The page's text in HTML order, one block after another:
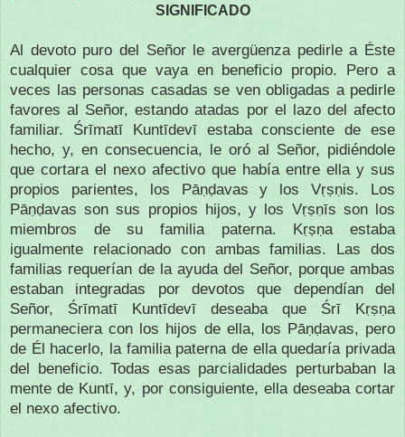
SIGNIFICADO
Al devoto puro del Señor le avergüenza pedirle a Éste
cualquier cosa que vaya en beneficio propio. Pero a
veces las personas casadas se ven obligadas a pedirle
favores al Señor, estando atadas por el lazo del afecto
familiar. Śrīmatī Kuntīdevī estaba consciente de ese
hecho, y, en consecuencia, le oró al Señor, pidiéndole
que cortara el nexo afectivo que había entre ella y sus
propios parientes, los Pāṇḍavas y los Vṛṣṇis. Los
Pāṇḍavas son sus propios hijos, y los Vṛṣṇīs son los
miembros de su familia paterna. Kṛṣṇa estaba
igualmente relacionado con ambas familias. Las dos
familias requerían de la ayuda del Señor, porque ambas
estaban integradas por devotos que dependían del
Señor, Śrīmatī Kuntīdevī deseaba que Śrī Kṛṣṇa
permaneciera con los hijos de ella, los Pāṇḍavas, pero
de Él hacerlo, la familia paterna de ella quedaría privada
del beneficio. Todas esas parcialidades perturbaban la
mente de Kuntī, y, por consiguiente, ella deseaba cortar
el nexo afectivo.